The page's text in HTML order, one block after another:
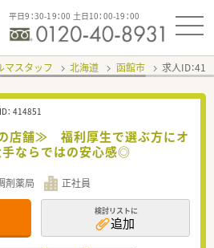
平日9：30-19：00 土日10：00-19：00
マスタッフ 北海道 函館市 求人ID：
： 414851
の店舗≫ 福利厚生で選ぶ方にオ
ならではの安心感◎
剤薬局 正社員
検討リストに
追加